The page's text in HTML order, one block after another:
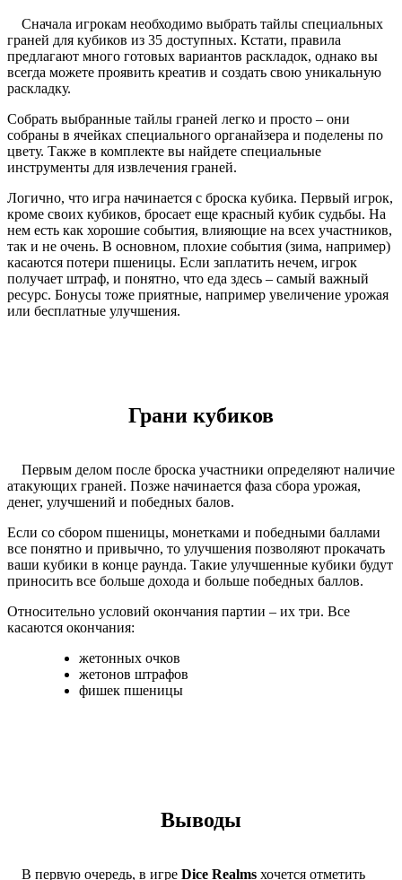
Сначала игрокам необходимо выбрать тайлы специальных
граней для кубиков из 35 доступных. Кстати, правила
предлагают много готовых вариантов раскладок, однако вы
всегда можете проявить креатив и создать свою уникальную
раскладку.
Собрать выбранные тайлы граней легко и просто – они
собраны в ячейках специального органайзера и поделены по
цвету. Также в комплекте вы найдете специальные
инструменты для извлечения граней.
Логично, что игра начинается с броска кубика. Первый игрок,
кроме своих кубиков, бросает еще красный кубик судьбы. На
нем есть как хорошие события, влияющие на всех участников,
так и не очень. В основном, плохие события (зима, например)
касаются потери пшеницы. Если заплатить нечем, игрок
получает штраф, и понятно, что еда здесь – самый важный
ресурс. Бонусы тоже приятные, например увеличение урожая
или бесплатные улучшения.
Грани кубиков
Первым делом после броска участники определяют наличие
атакующих граней. Позже начинается фаза сбора урожая,
денег, улучшений и победных балов.
Если со сбором пшеницы, монетками и победными баллами
все понятно и привычно, то улучшения позволяют прокачать
ваши кубики в конце раунда. Такие улучшенные кубики будут
приносить все больше дохода и больше победных баллов.
Относительно условий окончания партии – их три. Все
касаются окончания:
жетонных очков
жетонов штрафов
фишек пшеницы
Выводы
В первую очередь, в игре Dice Realms хочется отметить